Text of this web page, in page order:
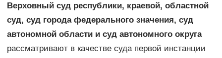
Верховный суд республики, краевой, областной
суд, суд города федерального значения, суд
автономной области и суд автономного округа
рассматривают в качестве суда первой инстанции